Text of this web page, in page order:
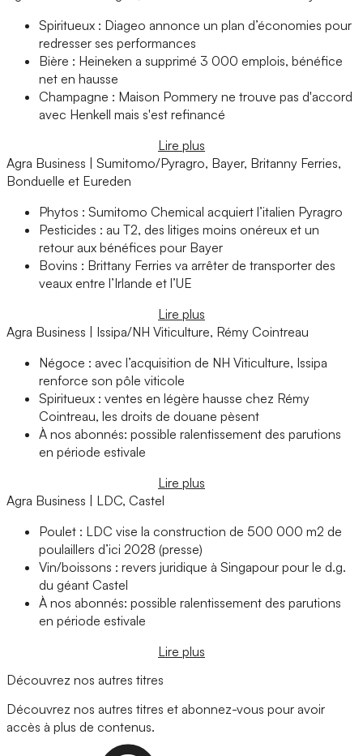
Spiritueux : Diageo annonce un plan d’économies pour
redresser ses performances
Bière : Heineken a supprimé 3 000 emplois, bénéfice
net en hausse
Champagne : Maison Pommery ne trouve pas d'accord
avec Henkell mais s'est refinancé
Lire plus
Agra Business | Sumitomo/Pyragro, Bayer, Britanny Ferries,
Bonduelle et Eureden
Phytos : Sumitomo Chemical acquiert l’italien Pyragro
Pesticides : au T2, des litiges moins onéreux et un
retour aux bénéfices pour Bayer
Bovins : Brittany Ferries va arrêter de transporter des
veaux entre l’Irlande et l’UE
Lire plus
Agra Business | Issipa/NH Viticulture, Rémy Cointreau
Négoce : avec l’acquisition de NH Viticulture, Issipa
renforce son pôle viticole
Spiritueux : ventes en légère hausse chez Rémy
Cointreau, les droits de douane pèsent
À nos abonnés: possible ralentissement des parutions
en période estivale
Lire plus
Agra Business | LDC, Castel
Poulet : LDC vise la construction de 500 000 m2 de
poulaillers d’ici 2028 (presse)
Vin/boissons : revers juridique à Singapour pour le d.g.
du géant Castel
À nos abonnés: possible ralentissement des parutions
en période estivale
Lire plus
Découvrez nos autres titres
Découvrez nos autres titres et abonnez-vous pour avoir
accès à plus de contenus.